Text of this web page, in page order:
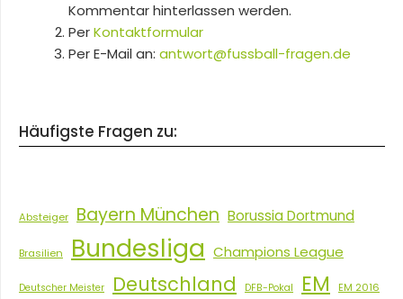
Kommentar hinterlassen werden.
PerKontaktformular
Per E-Mail an: antwort@fussball-fragen.de
Häufigste Fragen zu:
Absteiger Bayern München Borussia Dortmund
Brasilien Bundesliga Champions League
Deutscher Meister Deutschland DFB-Pokal EM EM 2016